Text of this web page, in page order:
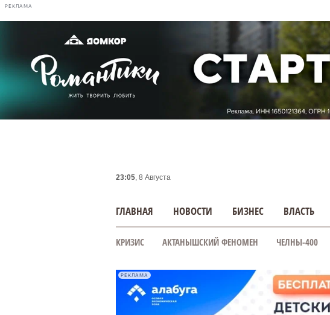
РЕКЛАМА
23:05, 8 Августа
ГЛАВНАЯ НОВОСТИ БИЗНЕС ВЛАСТЬ
КРИЗИС АКТАНЫШСКИЙ ФЕНОМЕН ЧЕЛНЫ-400
РЕКЛАМА